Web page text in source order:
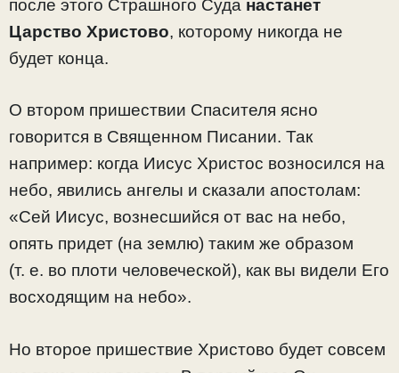
после этого Страшного Суда настанет
Царство Христово, которому никогда не
будет конца.
О втором пришествии Спасителя ясно
говорится в Священном Писании. Так
например: когда Иисус Христос возносился на
небо, явились ангелы и сказали апостолам:
«Сей Иисус, вознесшийся от вас на небо,
опять придет (на землю) таким же образом
(т. е. во плоти человеческой), как вы видели Его
восходящим на небо».
Но второе пришествие Христово будет совсем